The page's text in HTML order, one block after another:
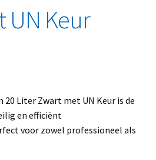
UN Keur
20 Liter Zwart met UN Keur is de
en efficiënt
voor zowel professioneel als